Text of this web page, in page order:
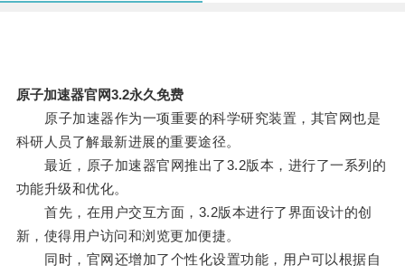
原子加速器官网3.2永久免费
原子加速器作为一项重要的科学研究装置，其官网也是
科研人员了解最新进展的重要途径。
最近，原子加速器官网推出了3.2版本，进行了一系列的
功能升级和优化。
首先，在用户交互方面，3.2版本进行了界面设计的创
新，使得用户访问和浏览更加便捷。
同时，官网还增加了个性化设置功能，用户可以根据自